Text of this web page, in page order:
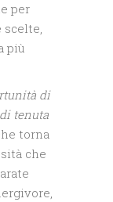
per
scelte,
più
di
tenuta
torna
che